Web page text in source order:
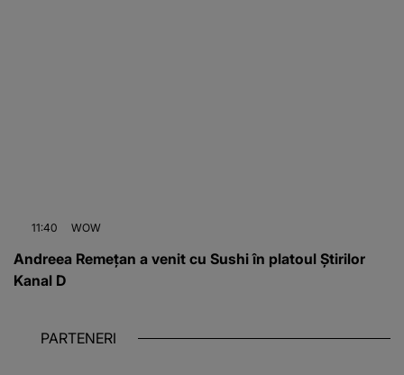
11:40 WOW
Andreea Remețan a venit cu Sushi în platoul Știrilor
Kanal D
PARTENERI